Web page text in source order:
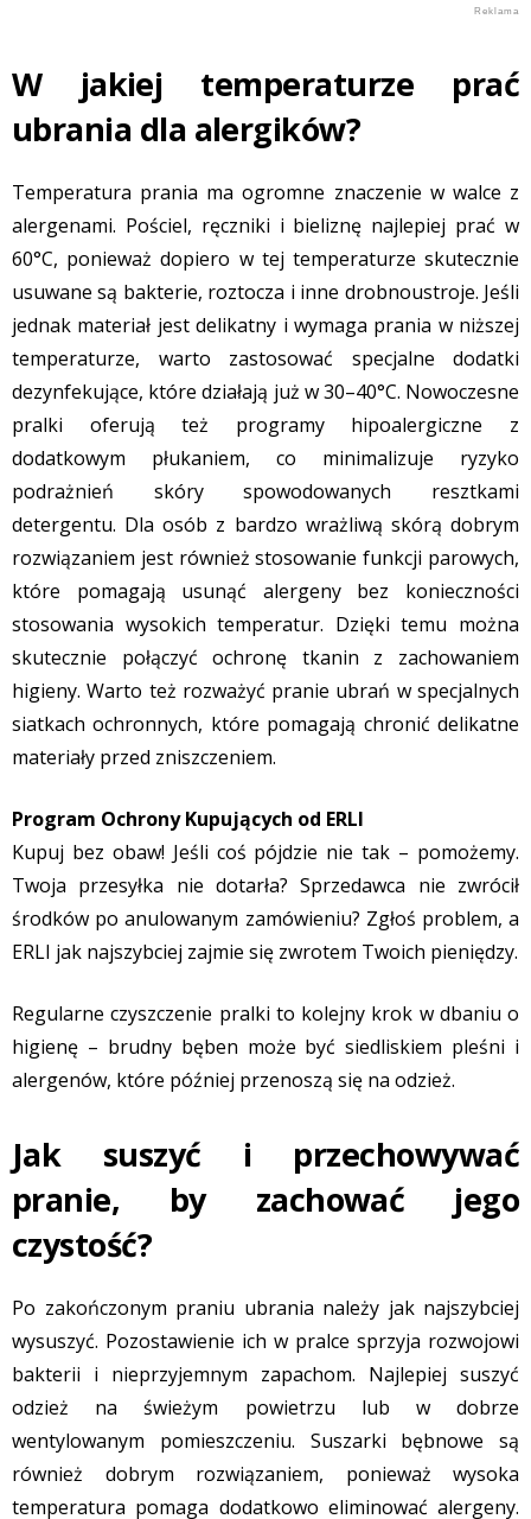
W jakiej temperaturze prać
ubrania dla alergików?
Temperatura prania ma ogromne znaczenie w walce z
alergenami. Pościel, ręczniki i bieliznę najlepiej prać w
60°C, ponieważ dopiero w tej temperaturze skutecznie
usuwane są bakterie, roztocza i inne drobnoustroje. Jeśli
jednak materiał jest delikatny i wymaga prania w niższej
temperaturze, warto zastosować specjalne dodatki
dezynfekujące, które działają już w 30–40°C. Nowoczesne
pralki oferują też programy hipoalergiczne z
dodatkowym płukaniem, co minimalizuje ryzyko
podrażnień skóry spowodowanych resztkami
detergentu. Dla osób z bardzo wrażliwą skórą dobrym
rozwiązaniem jest również stosowanie funkcji parowych,
które pomagają usunąć alergeny bez konieczności
stosowania wysokich temperatur. Dzięki temu można
skutecznie połączyć ochronę tkanin z zachowaniem
higieny. Warto też rozważyć pranie ubrań w specjalnych
siatkach ochronnych, które pomagają chronić delikatne
materiały przed zniszczeniem.
Program Ochrony Kupujących od ERLI
Kupuj bez obaw! Jeśli coś pójdzie nie tak – pomożemy.
Twoja przesyłka nie dotarła? Sprzedawca nie zwrócił
środków po anulowanym zamówieniu? Zgłoś problem, a
ERLI jak najszybciej zajmie się zwrotem Twoich pieniędzy.
Regularne czyszczenie pralki to kolejny krok w dbaniu o
higienę – brudny bęben może być siedliskiem pleśni i
alergenów, które później przenoszą się na odzież.
Jak suszyć i przechowywać
pranie, by zachować jego
czystość?
Po zakończonym praniu ubrania należy jak najszybciej
wysuszyć. Pozostawienie ich w pralce sprzyja rozwojowi
bakterii i nieprzyjemnym zapachom. Najlepiej suszyć
odzież na świeżym powietrzu lub w dobrze
wentylowanym pomieszczeniu. Suszarki bębnowe są
również dobrym rozwiązaniem, ponieważ wysoka
temperatura pomaga dodatkowo eliminować alergeny.